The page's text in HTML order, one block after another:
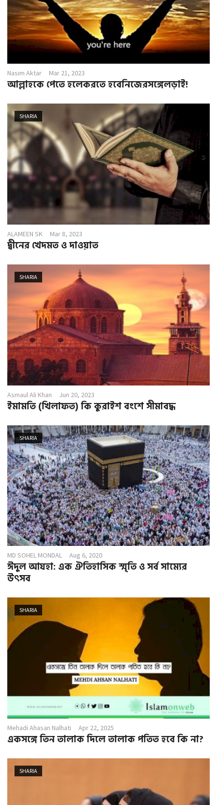
Nasim Aktar Mar 21, 2023
আল্লাহকে পেতে হলেকরতে হবেনিজেরসঙ্গেলড়াই!
SHARIA
ALAMEEN SK Mar 8, 2023
দ্বীনের খেদমত ও দাওয়াত
SHARIA
Asmaul Ali Khan Jun 20, 2023
ইমামতি (খিলাফত) কি কুরাইশ বংশে সীমাবদ্ধ
SHARIA
MD SOHEL MONDAL Aug 6, 2020
ঈদুল আযহা: এক ঐতিহাসিক স্মৃতি ও সর্ব সাম্যের
উৎসব
SHARIA
Mehadi Ahasan Nalhati Apr 22, 2025
একসঙ্গে তিন তালাক দিলে তালাক পতিত হবে কি না?
SHARIA